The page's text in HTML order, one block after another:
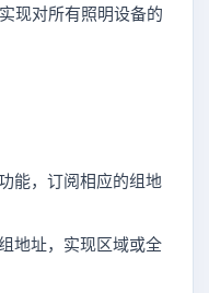
现对所有照明设备的
能，订阅相应的组地
地址，实现区域或全